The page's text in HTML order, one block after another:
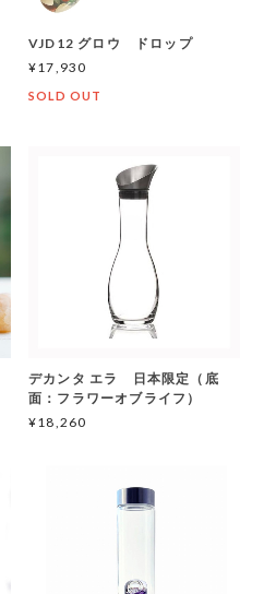
VJD12 グロウ ドロップ
¥17,930
SOLD OUT
デカンタ エラ 日本限定（底
面：フラワーオブライフ）
¥18,260